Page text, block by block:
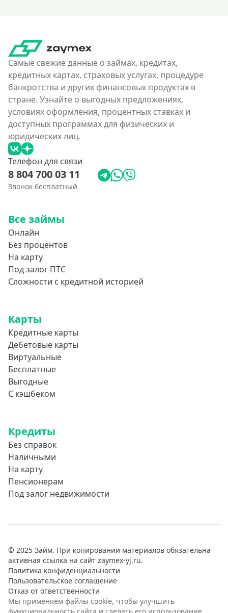
Самые свежие данные о займах, кредитах,
кредитных картах, страховых услугах, процедуре
банкротства и других финансовых продуктах в
стране. Узнайте о выгодных предложениях,
условиях оформления, процентных ставках и
доступных программах для физических и
юридических лиц.
Телефон для связи
8 804 700 03 11
Звонок бесплатный
Все займы
Онлайн
Без процентов
На карту
Под залог ПТС
Сложности с кредитной историей
Карты
Кредитные карты
Дебетовые карты
Виртуальные
Бесплатные
Выгодные
С кэшбеком
Кредиты
Без справок
Наличными
На карту
Пенсионерам
Под залог недвижимости
© 2025 Займ. При копировании материалов обязательна
активная ссылка на сайт zaymex-yj.ru.
Политика конфиденциальности
Пользовательское соглашение
Отказ от ответственности
Мы применяем файлы cookie, чтобы улучшить